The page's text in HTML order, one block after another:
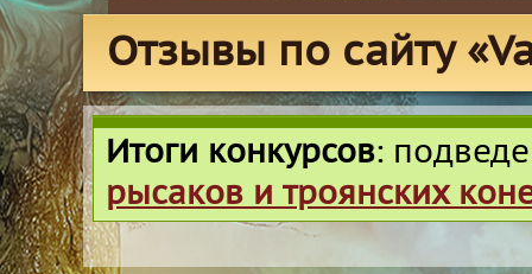
Отзывы по сайту
Итоги конкурсов:
рысаков и троянских